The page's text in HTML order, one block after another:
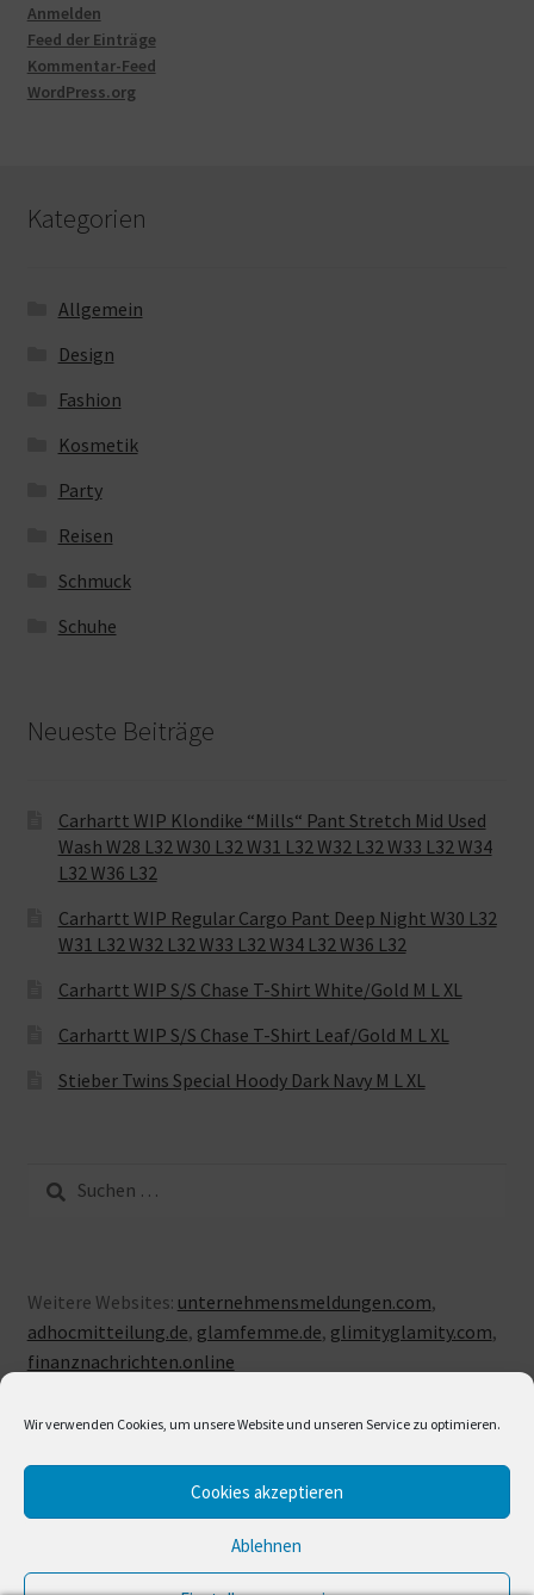
Wir verwenden Cookies, um unsere Website und unseren Service zu optimieren.
Cookies akzeptieren
Ablehnen
Anmelden
Feed der Einträge
Kommentar-Feed
WordPress.org
Kategorien
Allgemein
Design
Fashion
Kosmetik
Party
Reisen
Schmuck
Schuhe
Neueste Beiträge
Carhartt WIP Klondike “Mills“ Pant Stretch Mid Used
Wash W28 L32 W30 L32 W31 L32 W32 L32 W33 L32 W34
L32 W36 L32
Carhartt WIP Regular Cargo Pant Deep Night W30 L32
W31 L32 W32 L32 W33 L32 W34 L32 W36 L32
Carhartt WIP S/S Chase T-Shirt White/Gold M L XL
Carhartt WIP S/S Chase T-Shirt Leaf/Gold M L XL
Stieber Twins Special Hoody Dark Navy M L XL
Suche
nach:
Weitere Websites: unternehmensmeldungen.com,
adhocmitteilung.de, glamfemme.de, glimityglamity.com,
finanznachrichten.online
© LUXUSLOVE 2026
Erstellt mit Storefront & WooCommerce